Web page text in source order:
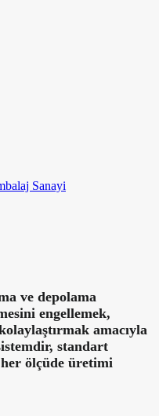
Sanayi
ve depolama
engellemek,
amacıyla
standart
her ölçüde üretimi